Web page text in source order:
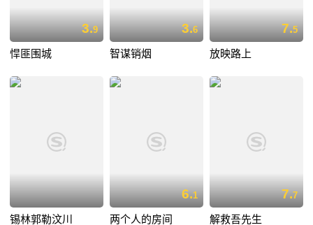
3.9
悍匪围城
3.6
智谋销烟
7.5
放映路上
锡林郭勒汶川
6.1
两个人的房间
7.7
解救吾先生